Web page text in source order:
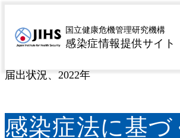
国立健康危機管理研究機構
感染症情報提供サイト
トップページ>感染症を探す>疾患
薬剤耐性菌感染症> 薬剤耐性アシネ
届出状況、2022年
感染症法に基づ